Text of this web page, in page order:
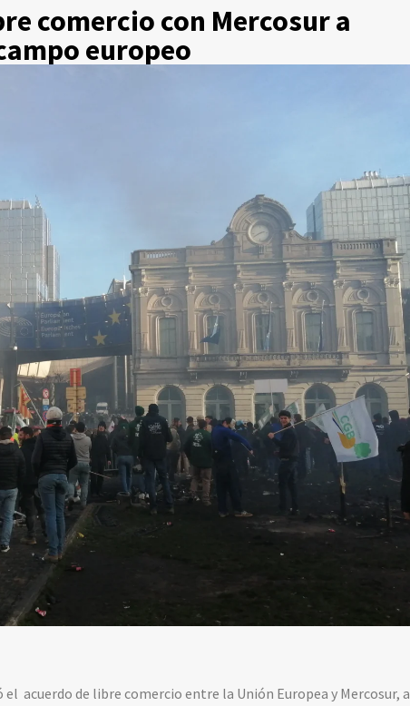
comercio con Mercosur a
europeo
acuerdo de libre comercio entre la Unión Europea y Mercosur, a